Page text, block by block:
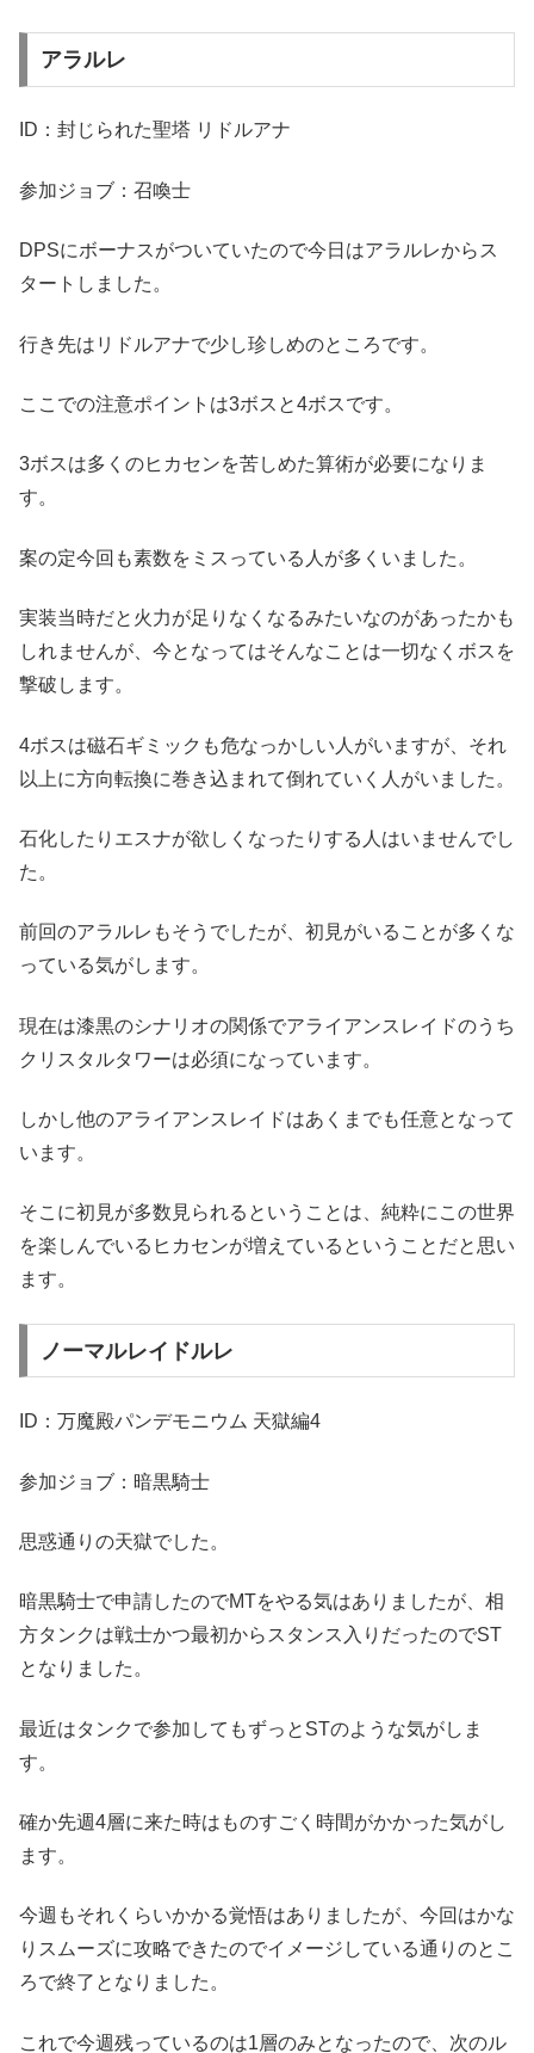
アラルレ
ID：封じられた聖塔 リドルアナ
参加ジョブ：召喚士
DPSにボーナスがついていたので今日はアラルレからス
タートしました。
行き先はリドルアナで少し珍しめのところです。
ここでの注意ポイントは3ボスと4ボスです。
3ボスは多くのヒカセンを苦しめた算術が必要になりま
す。
案の定今回も素数をミスっている人が多くいました。
実装当時だと火力が足りなくなるみたいなのがあったかも
しれませんが、今となってはそんなことは一切なくボスを
撃破します。
4ボスは磁石ギミックも危なっかしい人がいますが、それ
以上に方向転換に巻き込まれて倒れていく人がいました。
石化したりエスナが欲しくなったりする人はいませんでし
た。
前回のアラルレもそうでしたが、初見がいることが多くな
っている気がします。
現在は漆黒のシナリオの関係でアライアンスレイドのうち
クリスタルタワーは必須になっています。
しかし他のアライアンスレイドはあくまでも任意となって
います。
そこに初見が多数見られるということは、純粋にこの世界
を楽しんでいるヒカセンが増えているということだと思い
ます。
ノーマルレイドルレ
ID：万魔殿パンデモニウム 天獄編4
参加ジョブ：暗黒騎士
思惑通りの天獄でした。
暗黒騎士で申請したのでMTをやる気はありましたが、相
方タンクは戦士かつ最初からスタンス入りだったのでST
となりました。
最近はタンクで参加してもずっとSTのような気がしま
す。
確か先週4層に来た時はものすごく時間がかかった気がし
ます。
今週もそれくらいかかる覚悟はありましたが、今回はかな
りスムーズに攻略できたのでイメージしている通りのとこ
ろで終了となりました。
これで今週残っているのは1層のみとなったので、次のル